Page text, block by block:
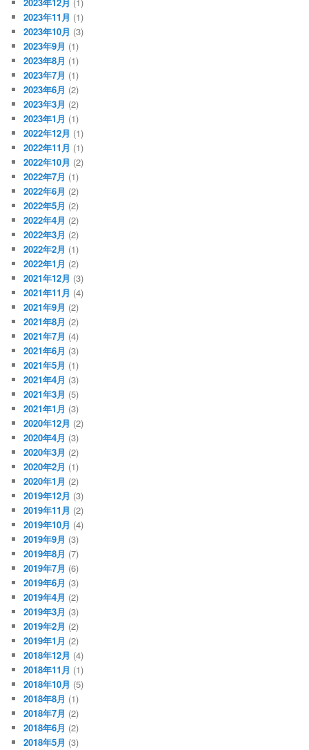
2023年11月 (1)
2023年10月 (3)
2023年9月 (1)
2023年8月 (1)
2023年7月 (1)
2023年6月 (2)
2023年3月 (2)
2023年1月 (1)
2022年12月 (1)
2022年11月 (1)
2022年10月 (2)
2022年7月 (1)
2022年6月 (2)
2022年5月 (2)
2022年4月 (2)
2022年3月 (2)
2022年2月 (1)
2022年1月 (2)
2021年12月 (3)
2021年11月 (4)
2021年9月 (2)
2021年8月 (2)
2021年7月 (4)
2021年6月 (3)
2021年5月 (1)
2021年4月 (3)
2021年3月 (5)
2021年1月 (3)
2020年12月 (2)
2020年4月 (3)
2020年3月 (2)
2020年2月 (1)
2020年1月 (2)
2019年12月 (3)
2019年11月 (2)
2019年10月 (4)
2019年9月 (3)
2019年8月 (7)
2019年7月 (6)
2019年6月 (3)
2019年4月 (2)
2019年3月 (3)
2019年2月 (2)
2019年1月 (2)
2018年12月 (4)
2018年11月 (1)
2018年10月 (5)
2018年8月 (1)
2018年7月 (2)
2018年6月 (2)
2018年5月 (3)